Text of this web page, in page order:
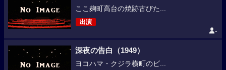
ここ麹町高台の焼跡古びた...
出演
-
深夜の告白（1949）
ヨコハマ・クジラ横町のビ...